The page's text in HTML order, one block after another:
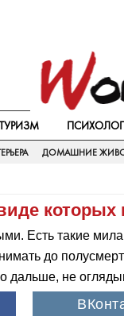
ТУРИЗМ
ДОМАШНИЕ
которых
Есть такие
до
дальше, не